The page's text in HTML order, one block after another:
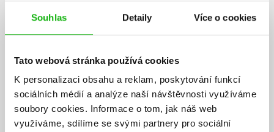
Souhlas Detaily Více o cookies
Tato webová stránka používá cookies
K personalizaci obsahu a reklam, poskytování funkcí
sociálních médií a analýze naší návštěvnosti využíváme
soubory cookies. Informace o tom, jak náš web
využíváme, sdílíme se svými partnery pro sociální
AUTOR KNIHY